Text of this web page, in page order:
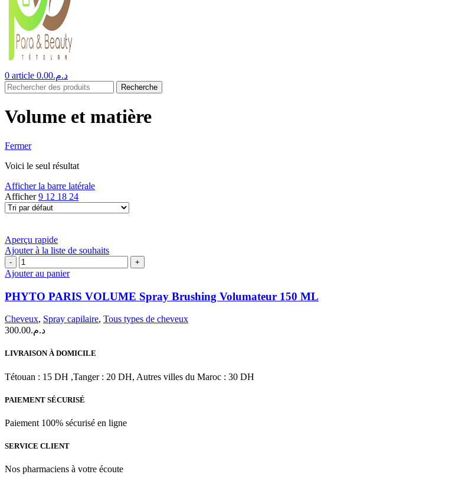
0 article د.م.0.00
Recherche
Volume et matière
Fermer
Voici le seul résultat
Afficher la barre latérale
Afficher9 12 18 24
Aperçu rapide
Ajouter à la liste de souhaits
quantité
de
PHYTO
PARIS
VOLUME
Brushing
Volumateur
ML
Ajouter au panier
PHYTO PARIS VOLUME Spray Brushing Volumateur 150 ML
Cheveux, Spray capilaire, Tous types de cheveux
د.م.300.00
LIVRAISON À DOMICILE
Tétouan : 15 DH ,Tanger : 20 DH, Autres villes du Maroc : 30 DH
PAIEMENT SÉCURISÉ
Paiement 100% sécurisé en ligne
SERVICE CLIENT
Nos pharmaciens à votre écoute